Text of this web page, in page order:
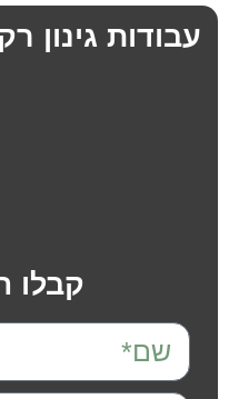
עבודות גינון
קבלו